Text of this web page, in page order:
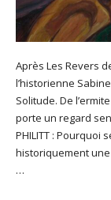
Après Les Revers
l’historienne
Solitude. De
porte un regard
PHILITT : Pourquoi
historiquement
…